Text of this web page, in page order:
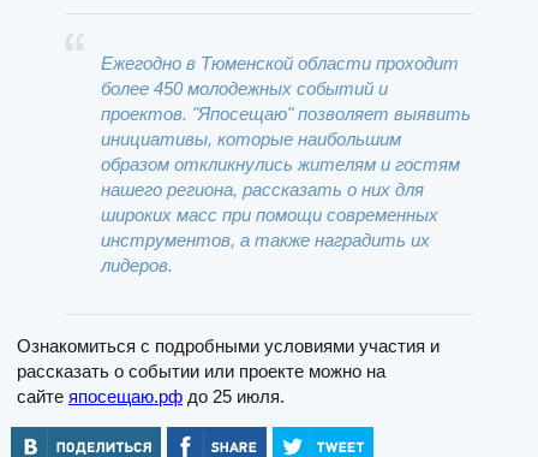
Ежегодно в Тюменской области проходит
более 450 молодежных событий и
проектов. "Япосещаю" позволяет выявить
инициативы, которые наибольшим
образом откликнулись жителям и гостям
нашего региона, рассказать о них для
широких масс при помощи современных
инструментов, а также наградить их
лидеров.
Ознакомиться с подробными условиями участия и
рассказать о событии или проекте можно на
сайте япосещаю.рф до 25 июля.